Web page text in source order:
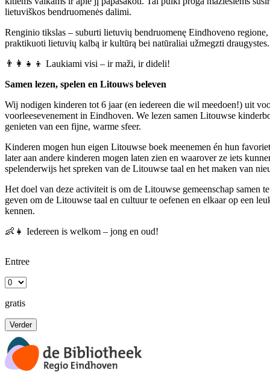
lietuviškos bendruomenės dalimi.
Renginio tikslas – suburti lietuvių bendruomenę Eindhoveno
praktikuoti lietuvių kalbą ir kultūrą bei natūraliai užmegzti draugystes.
👨‍👩‍👧‍👦 Laukiami visi – ir maži, ir dideli!
Samen lezen, spelen en Litouws beleven
Wij nodigen kinderen tot 6 jaar (en iedereen die wil meedoen!) uit
voorleesevenement in Eindhoven. We lezen samen Litouwse
genieten van een fijne, warme sfeer.
Kinderen mogen hun eigen Litouwse boek meenemen én hun
later aan andere kinderen mogen laten zien en waarover ze iets
spelenderwijs het spreken van de Litouwse taal en het maken van
Het doel van deze activiteit is om de Litouwse gemeenschap samen
geven om de Litouwse taal en cultuur te oefenen en elkaar op een
kennen.
👶👧 Iedereen is welkom – jong en oud!
Entree
gratis
Verder